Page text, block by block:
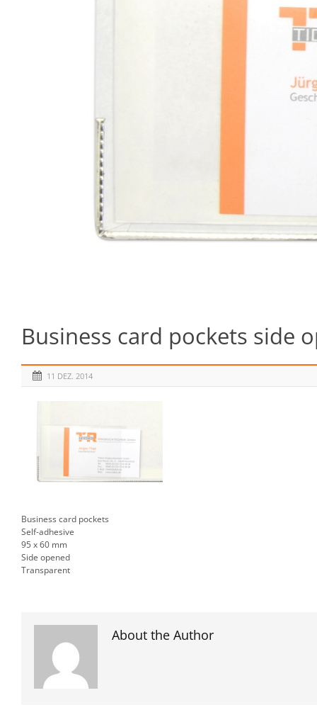
Business card pockets side
11 DEZ. 2014
Business card pockets
Self-adhesive
95 x 60 mm
Side opened
Transparent
About the Author